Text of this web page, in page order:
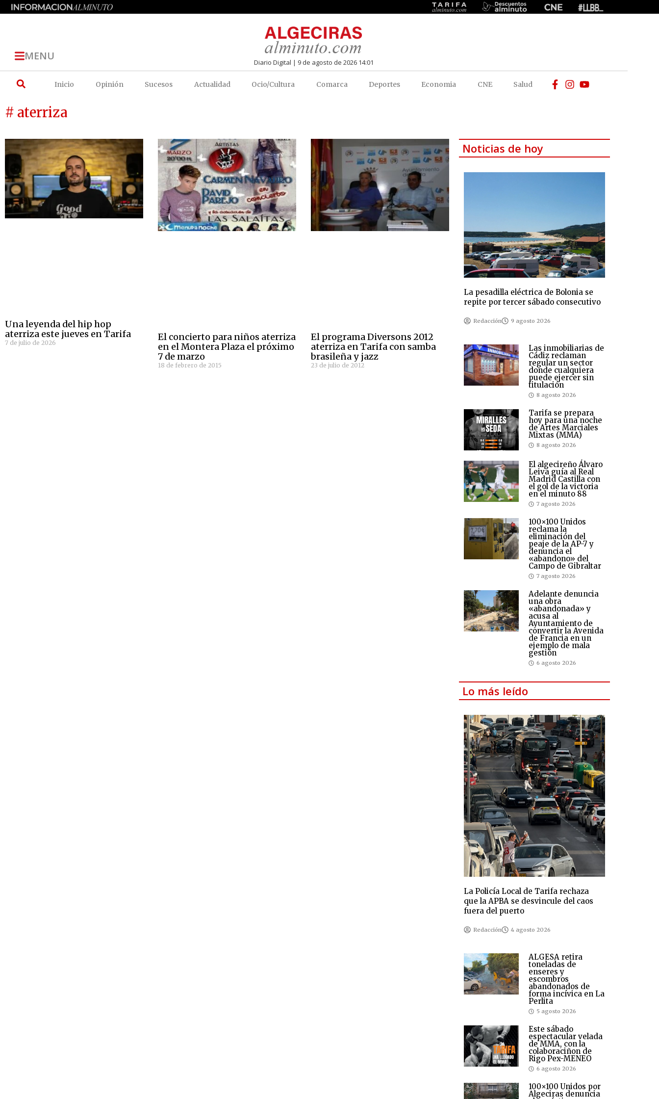
MENU Diario Digital | 9 de agosto de 2026 14:01
Inicio Opinión Sucesos Actualidad Ocio/Cultura Comarca Deportes Economia CNE Salud
# aterriza
Una leyenda del hip hop
aterriza este jueves en Tarifa
7 de julio de 2026
El concierto para niños aterriza
en el Montera Plaza el próximo
7 de marzo
18 de febrero de 2015
El programa Diversons 2012
aterriza en Tarifa con samba
brasileña y jazz
23 de julio de 2012
Noticias de hoy
La pesadilla eléctrica de Bolonia se
repite por tercer sábado consecutivo
Redacción 9 agosto 2026
Las inmobiliarias de
Cádiz reclaman
regular un sector
donde cualquiera
puede ejercer sin
titulación
8 agosto 2026
Tarifa se prepara
hoy para una noche
de Artes Marciales
Mixtas (MMA)
8 agosto 2026
El algecireño Álvaro
Leiva guía al Real
Madrid Castilla con
el gol de la victoria
en el minuto 88
7 agosto 2026
100×100 Unidos
reclama la
eliminación del
peaje de la AP-7 y
denuncia el
«abandono» del
Campo de Gibraltar
7 agosto 2026
Adelante denuncia
una obra
«abandonada» y
acusa al
Ayuntamiento de
convertir la Avenida
de Francia en un
ejemplo de mala
gestión
6 agosto 2026
Lo más leído
La Policía Local de Tarifa rechaza
que la APBA se desvincule del caos
fuera del puerto
Redacción 4 agosto 2026
ALGESA retira
toneladas de
enseres y
escombros
abandonados de
forma incívica en La
Perlita
5 agosto 2026
Este sábado
espectacular velada
de MMA, con la
colaboraciñon de
Rigo Pex-MENEO
6 agosto 2026
100×100 Unidos por
Algeciras denuncia